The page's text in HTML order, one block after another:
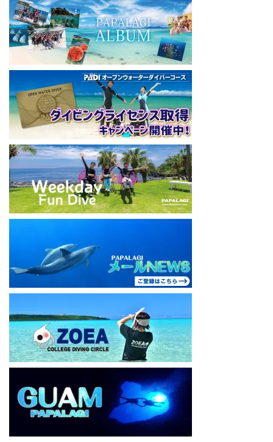
神奈川県藤沢市 南藤沢10-4
本社企画部
0466-26-6101
====================================
#ダイビングライセンス #ダイビング #スキューバダイビング